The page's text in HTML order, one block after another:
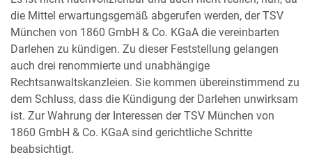
die Mittel erwartungsgemäß abgerufen werden, der TSV
München von 1860 GmbH & Co. KGaA die vereinbarten
Darlehen zu kündigen. Zu dieser Feststellung gelangen
auch drei renommierte und unabhängige
Rechtsanwaltskanzleien. Sie kommen übereinstimmend zu
dem Schluss, dass die Kündigung der Darlehen unwirksam
ist. Zur Wahrung der Interessen der TSV München von
1860 GmbH & Co. KGaA sind gerichtliche Schritte
beabsichtigt.